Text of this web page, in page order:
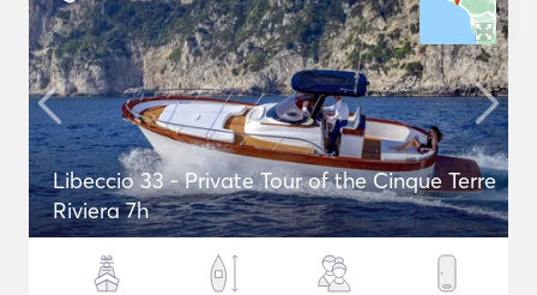
Libeccio 33 - Private Tour of the Cinque Terre
Riviera 7h